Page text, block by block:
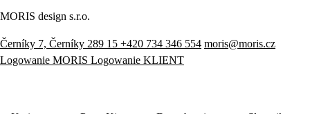
MORIS design s.r.o.
Černíky 7, Černíky 289 15 +420 734 346 554 moris@moris.cz
Logowanie MORIS Logowanie KLIENT